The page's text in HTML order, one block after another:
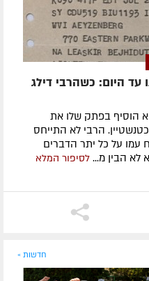
עד היום: כשהרבי דילג
הוסיף בפתק שלו את
הרבי לא התייחס
עמו על כל יתר הדברים
לא הבין מ... לסיפור המלא
חדשות »